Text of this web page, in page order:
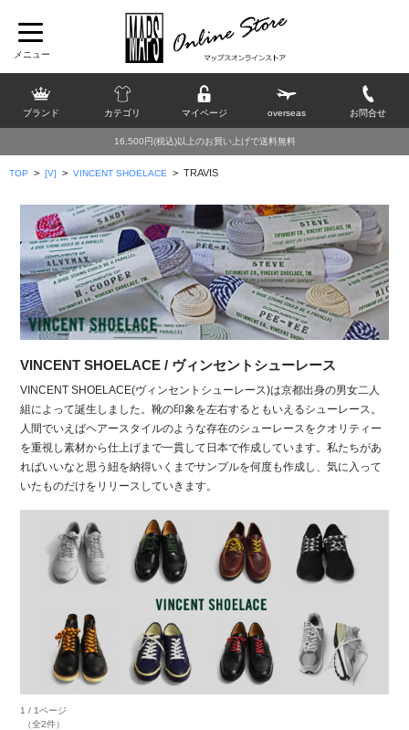
ブランド カテゴリ マイページ overseas お問合せ
16,500円(税込)以上のお買い上げで送料無料
TOP > [V] > VINCENT SHOELACE > TRAVIS
VINCENT SHOELACE / ヴィンセントシューレース
VINCENT SHOELACE(ヴィンセントシューレース)は京都出身の男女二人
組によって誕生しました。靴の印象を左右するともいえるシューレース。
人間でいえばヘアースタイルのような存在のシューレースをクオリティー
を重視し素材から仕上げまで一貫して日本で作成しています。私たちがあ
ればいいなと思う紐を納得いくまでサンプルを何度も作成し、気に入って
いたものだけをリリースしていきます。
1 / 1ページ
（全2件）